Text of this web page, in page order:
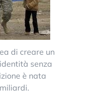
di creare un
senza
è nata